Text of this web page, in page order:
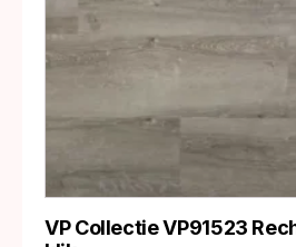
VP Collectie VP91523